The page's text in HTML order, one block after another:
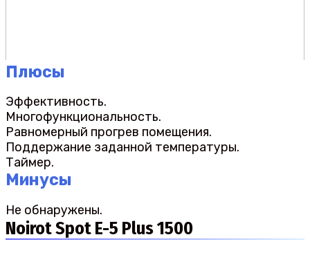
Плюсы
Эффективность.
Многофункциональность.
Равномерный прогрев помещения.
Поддержание заданной температуры.
Таймер.
Минусы
Не обнаружены.
Noirot Spot E-5 Plus 1500